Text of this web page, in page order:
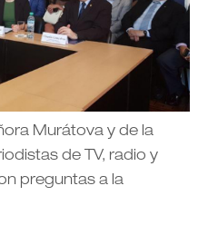
Murátova y de la
de TV, radio y
preguntas a la